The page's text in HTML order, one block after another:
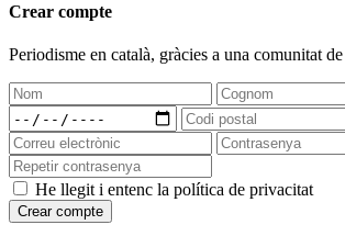
Crear compte
Periodisme en català, gràcies a una comunitat
He llegit i entenc la política de privacitat
Crear compte